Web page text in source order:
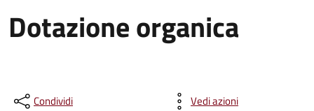
Dotazione organica
Condividi Vedi azioni